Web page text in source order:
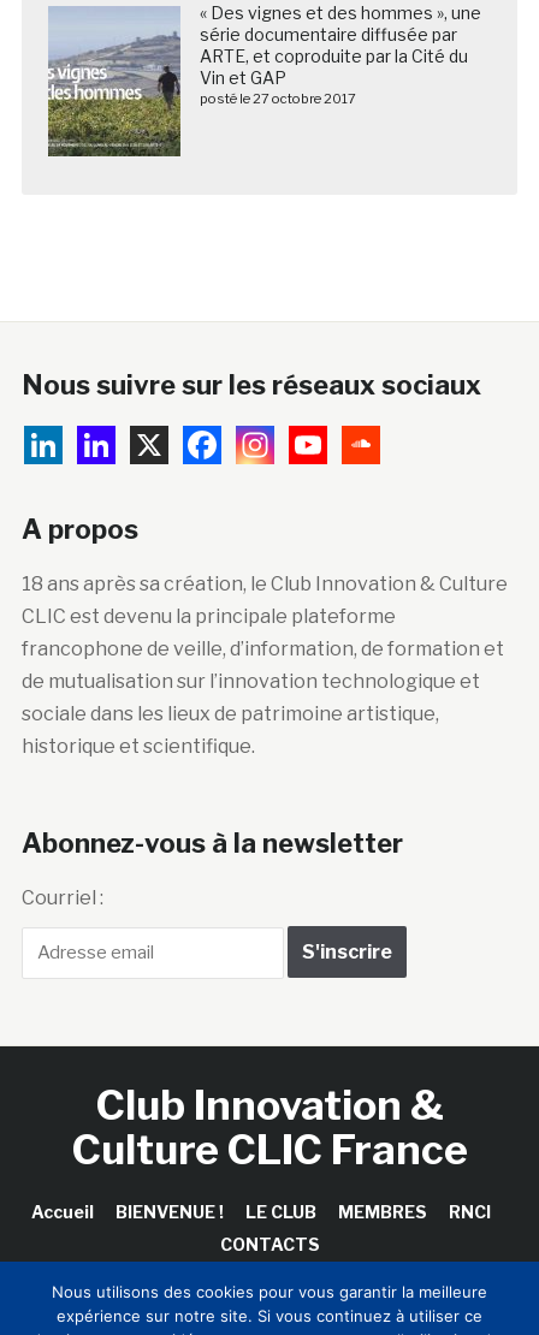
« Des vignes et des hommes », une
série documentaire diffusée par
ARTE, et coproduite par la Cité du
Vin et GAP
posté le 27 octobre 2017
Nous suivre sur les réseaux sociaux
A propos
18 ans après sa création, le Club Innovation & Culture
CLIC est devenu la principale plateforme
francophone de veille, d’information, de formation et
de mutualisation sur l’innovation technologique et
sociale dans les lieux de patrimoine artistique,
historique et scientifique.
Abonnez-vous à la newsletter
Courriel :
Club Innovation &
Culture CLIC France
Accueil BIENVENUE ! LE CLUB MEMBRES
RNCI
CONTACTS
Nous utilisons des cookies pour vous garantir la meilleure
expérience sur notre site. Si vous continuez à utiliser ce